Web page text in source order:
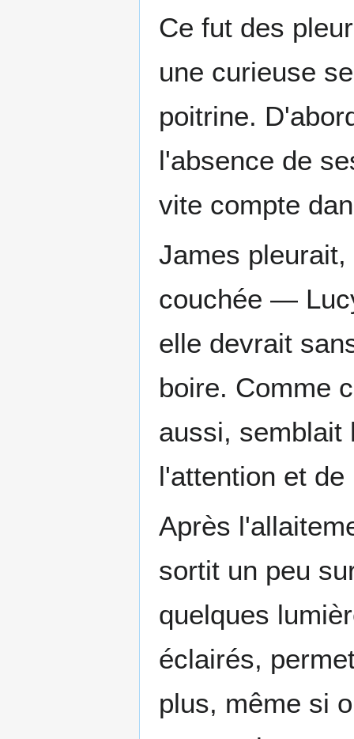
Ce fut des
une curieuse
poitrine.
l'absence de
vite compte
James
couchée —
elle devrait
boire. Comme
aussi, semblait
l'attention et
Après
sortit un peu
quelques
éclairés,
plus, même si